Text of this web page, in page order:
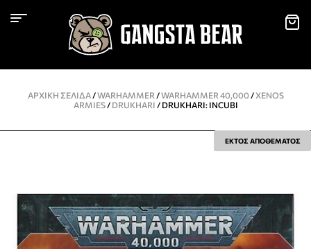
ΑΡΧΙΚΉ ΣΕΛΊΔΑ/WARHAMMER /WARHAMMER 40,000/XENOS
ARMIES/ DRUKHARI / DRUKHARI: INCUBI
ΕΚΤΟΣ ΑΠΟΘΕΜΑΤΟΣ